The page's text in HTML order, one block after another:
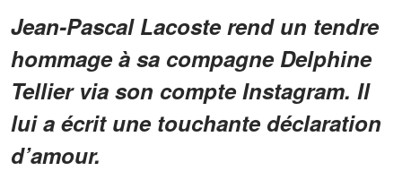
Jean-Pascal Lacoste rend un tendre
hommage à sa compagne Delphine
Tellier via son compte Instagram. Il
lui a écrit une touchante déclaration
d’amour.